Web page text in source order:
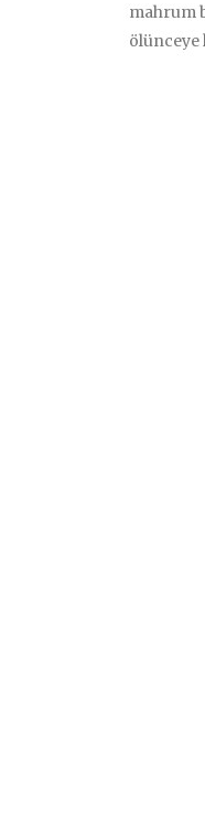
mahrum
ölünceye